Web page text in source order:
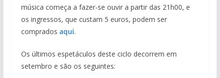
música começa a fazer-se ouvir a partir das 21h00, e
os ingressos, que custam 5 euros, podem ser
comprados aqui.
Os últimos espetáculos deste ciclo decorrem em
setembro e são os seguintes: